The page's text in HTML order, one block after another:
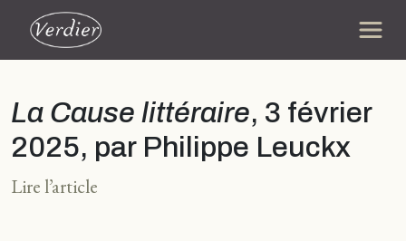
La Cause littéraire, 3 février
2025, par Philippe Leuckx
Lire l’article